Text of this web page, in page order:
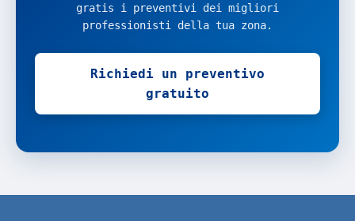
gratis i preventivi dei migliori
professionisti della tua zona.
Richiedi un preventivo
gratuito